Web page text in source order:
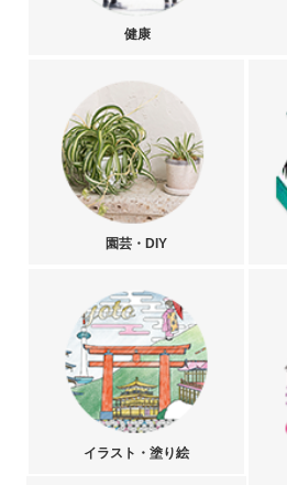
健康
園芸・DIY
イラスト・塗り絵